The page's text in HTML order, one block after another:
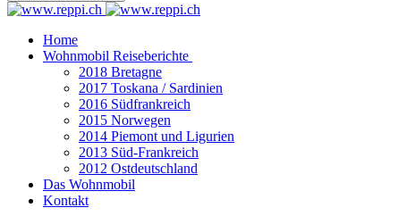
Home
Wohnmobil Reiseberichte
2018 Bretagne
2017 Toskana / Sardinien
2016 Südfrankreich
2015 Norwegen
2014 Piemont und Ligurien
2013 Süd-Frankreich
2012 Ostdeutschland
Das Wohnmobil
Kontakt